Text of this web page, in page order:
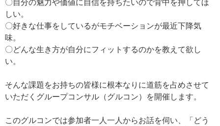
〇自分の魅力や価値に自信を持ちたいので背中を押してほ
しい。
〇好きな仕事をしているがモチベーションが最近下降気
味。
〇どんな生き方が自分にフィットするのかを教えて欲し
い。
そんな課題をお持ちの皆様に根本なりに道筋を占めさせて
いただくグループコンサル（グルコン）を開催します。
このグルコンでは参加者一人一人からお話を伺い、「どう